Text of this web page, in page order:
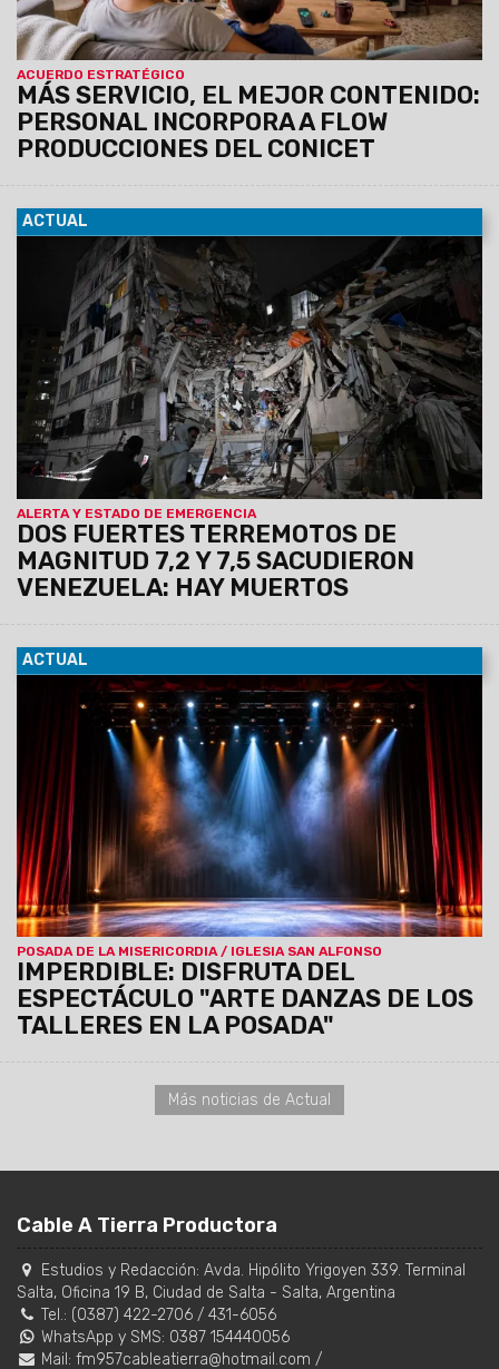
ACUERDO ESTRATÉGICO
MÁS SERVICIO, EL MEJOR CONTENIDO:
PERSONAL INCORPORA A FLOW
PRODUCCIONES DEL CONICET
ACTUAL
ALERTA Y ESTADO DE EMERGENCIA
DOS FUERTES TERREMOTOS DE
MAGNITUD 7,2 Y 7,5 SACUDIERON
VENEZUELA: HAY MUERTOS
25/06/2026 Los movimientos telúricos ocurrieron de
manera sucesiva y tuvieron su epicentro en el estado de
Yaracuy, en el noroeste del país.
Los sismos se sintieron
con fuerza en la capital venezolana, donde hubo
daños, víctimas fatales, edificios caídos y alerta de
tsunami. Son incesantes las tareas de rescate.
ACTUAL
POSADA DE LA MISERICORDIA / IGLESIA SAN ALFONSO
IMPERDIBLE: DISFRUTA DEL
ESPECTÁCULO "ARTE DANZAS DE LOS
TALLERES EN LA POSADA"
05/06/2026 Presentación artística de los talleres de
Folklore, Danzas Árabes, Danzas de la India, Salsa Cubana y
Taekwondo. El show se realizarámañana sábado 6 de
junio a las 20 horas, en el Teatro San Alfonso,
Leguizamón 812.
Más noticias de Actual
Cable A Tierra Productora
Estudios y Redacción: Avda. Hipólito Yrigoyen 339. Terminal
Salta, Oficina 19 B, Ciudad de Salta - Salta, Argentina
Tel.: (0387) 422-2706 / 431-6056
WhatsApp y SMS: 0387 154440056
Mail: fm957cableatierra@hotmail.com /